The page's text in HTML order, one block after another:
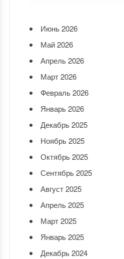
Июнь 2026
Май 2026
Апрель 2026
Март 2026
Февраль 2026
Январь 2026
Декабрь 2025
Ноябрь 2025
Октябрь 2025
Сентябрь 2025
Август 2025
Апрель 2025
Март 2025
Январь 2025
Декабрь 2024